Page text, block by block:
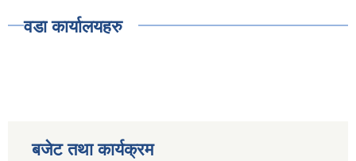
वडा कार्यालयहरु
बजेट तथा कार्यक्रम